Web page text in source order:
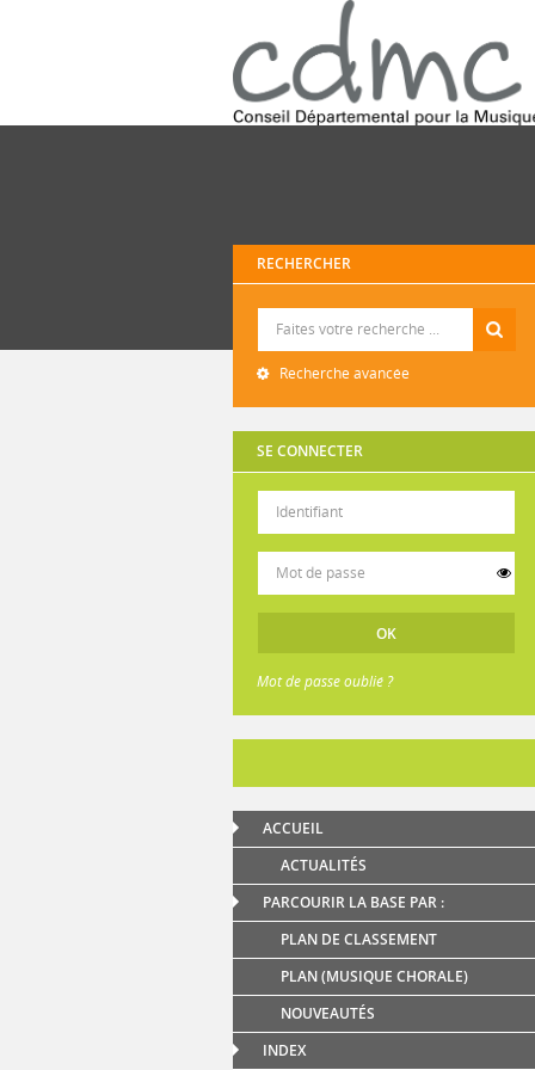
RECHERCHER
Recherche avancée
SE CONNECTER
Mot de passe oublié ?
ACCUEIL
ACTUALITÉS
PARCOURIR LA BASE PAR :
PLAN DE CLASSEMENT
PLAN (MUSIQUE CHORALE)
NOUVEAUTÉS
INDEX